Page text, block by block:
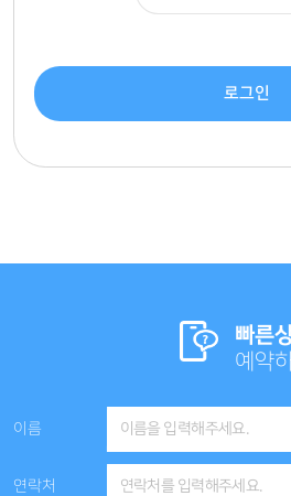
로그인
빠른
예약
이름
연락처